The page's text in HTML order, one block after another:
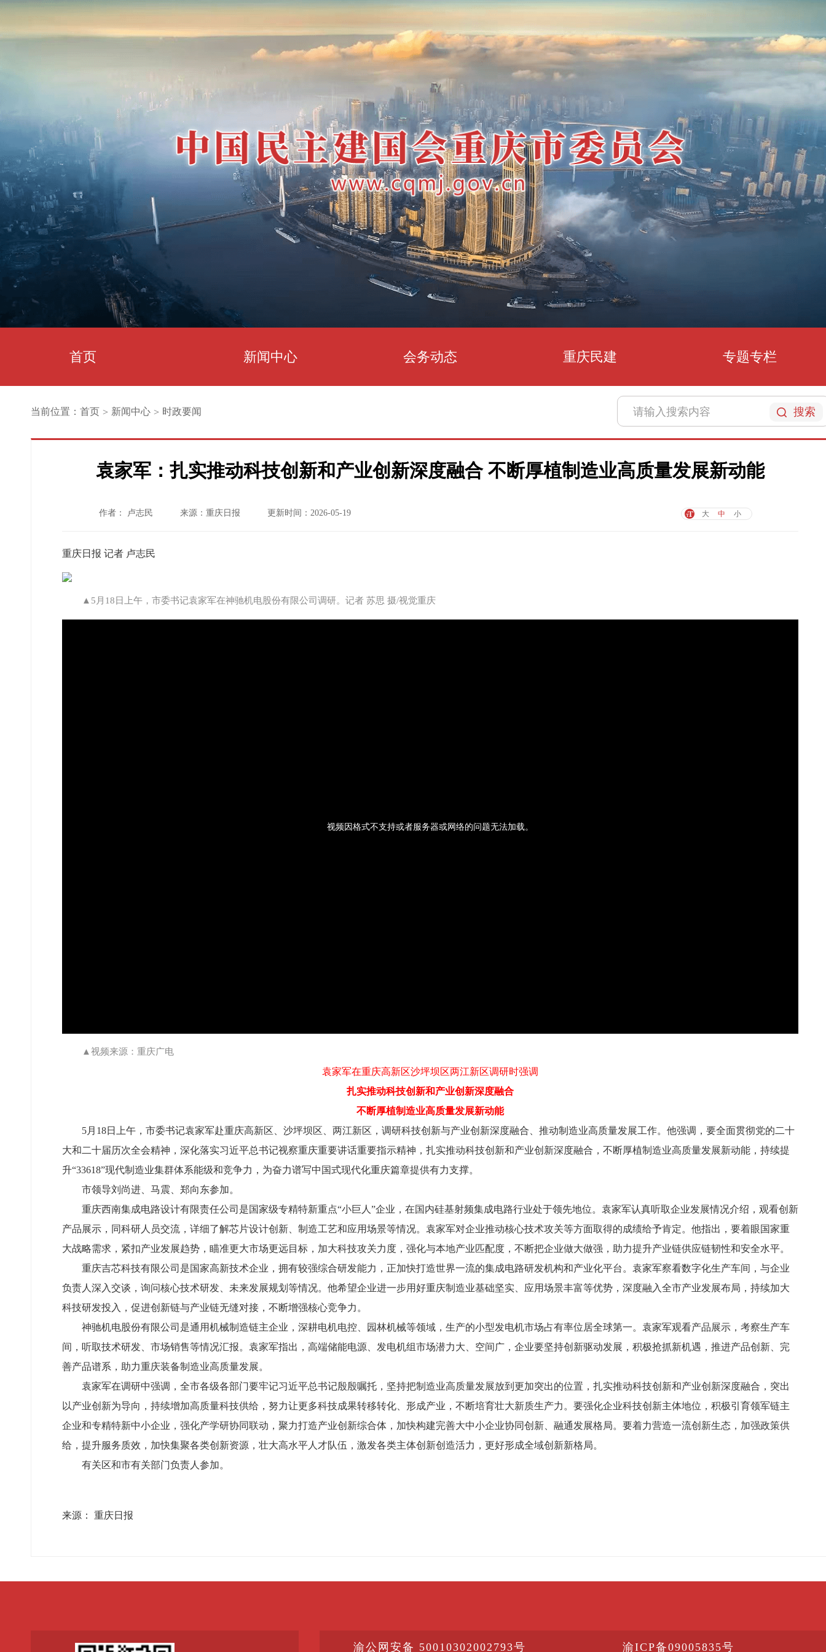
首页 新闻中心 会务动态 重庆民建 专题专栏
搜索
当前位置： 首页 > 新闻中心 > 时政要闻
袁家军：扎实推动科技创新和产业创新深度融合 不断厚植制造业高质量发展新动能
作者： 卢志民 来源：重庆日报 更新时间：2026-05-19 大 中 小
重庆日报 记者 卢志民
▲5月18日上午，市委书记袁家军在神驰机电股份有限公司调研。记者 苏思 摄/视觉重庆
▲视频来源：重庆广电
袁家军在重庆高新区沙坪坝区两江新区调研时强调
扎实推动科技创新和产业创新深度融合
不断厚植制造业高质量发展新动能
5月18日上午，市委书记袁家军赴重庆高新区、沙坪坝区、两江新区，调研科技创新与产业创新深度融合、推动制造业高质量发展工作。他强调，要全面贯彻党的二十
大和二十届历次全会精神，深化落实习近平总书记视察重庆重要讲话重要指示精神，扎实推动科技创新和产业创新深度融合，不断厚植制造业高质量发展新动能，持续提
升“33618”现代制造业集群体系能级和竞争力，为奋力谱写中国式现代化重庆篇章提供有力支撑。
市领导刘尚进、马震、郑向东参加。
重庆西南集成电路设计有限责任公司是国家级专精特新重点“小巨人”企业，在国内硅基射频集成电路行业处于领先地位。袁家军认真听取企业发展情况介绍，观看创新
产品展示，同科研人员交流，详细了解芯片设计创新、制造工艺和应用场景等情况。袁家军对企业推动核心技术攻关等方面取得的成绩给予肯定。他指出，要着眼国家重
大战略需求，紧扣产业发展趋势，瞄准更大市场更远目标，加大科技攻关力度，强化与本地产业匹配度，不断把企业做大做强，助力提升产业链供应链韧性和安全水平。
重庆吉芯科技有限公司是国家高新技术企业，拥有较强综合研发能力，正加快打造世界一流的集成电路研发机构和产业化平台。袁家军察看数字化生产车间，与企业
负责人深入交谈，询问核心技术研发、未来发展规划等情况。他希望企业进一步用好重庆制造业基础坚实、应用场景丰富等优势，深度融入全市产业发展布局，持续加大
科技研发投入，促进创新链与产业链无缝对接，不断增强核心竞争力。
神驰机电股份有限公司是通用机械制造链主企业，深耕电机电控、园林机械等领域，生产的小型发电机市场占有率位居全球第一。袁家军观看产品展示，考察生产车
间，听取技术研发、市场销售等情况汇报。袁家军指出，高端储能电源、发电机组市场潜力大、空间广，企业要坚持创新驱动发展，积极抢抓新机遇，推进产品创新、完
善产品谱系，助力重庆装备制造业高质量发展。
袁家军在调研中强调，全市各级各部门要牢记习近平总书记殷殷嘱托，坚持把制造业高质量发展放到更加突出的位置，扎实推动科技创新和产业创新深度融合，突出
以产业创新为导向，持续增加高质量科技供给，努力让更多科技成果转移转化、形成产业，不断培育壮大新质生产力。要强化企业科技创新主体地位，积极引育领军链主
企业和专精特新中小企业，强化产学研协同联动，聚力打造产业创新综合体，加快构建完善大中小企业协同创新、融通发展格局。要着力营造一流创新生态，加强政策供
给，提升服务质效，加快集聚各类创新资源，壮大高水平人才队伍，激发各类主体创新创造活力，更好形成全域创新新格局。
有关区和市有关部门负责人参加。
来源： 重庆日报
渝公网安备 50010302002793号 渝ICP备09005835号